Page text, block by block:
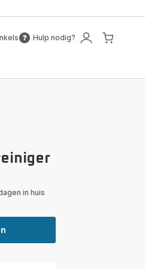
Hulp nodig?
Hulp
Mijn
in huis